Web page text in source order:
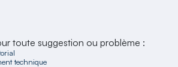
toute suggestion ou problème :
technique